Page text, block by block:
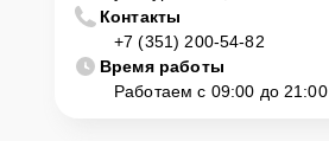
Контакты
+7 (351) 200-54-82
Время работы
Работаем с 09:00 до 21:00